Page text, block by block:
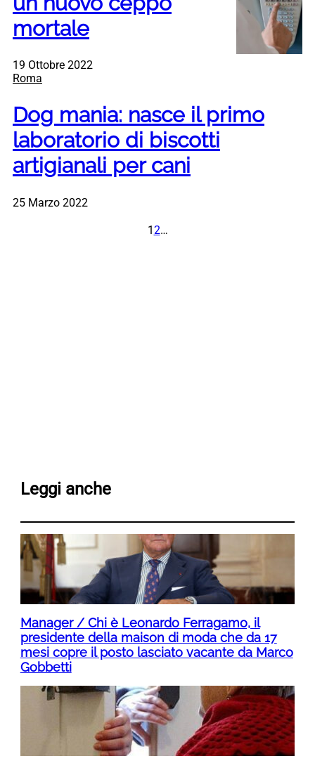
mortale
19 Ottobre 2022
Roma
Dog mania: nasce il primo
laboratorio di biscotti
artigianali per cani
25 Marzo 2022
1 2…
Leggi anche
Manager / Chi è Leonardo Ferragamo, il
presidente della maison di moda che da 17
mesi copre il posto lasciato vacante da Marco
Gobbetti